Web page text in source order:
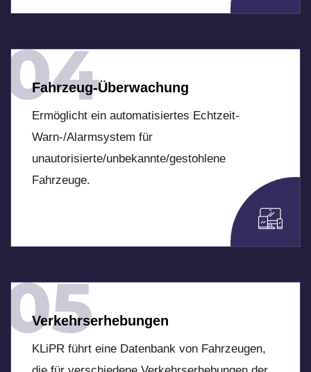
04
Fahrzeug-Überwachung
Ermöglicht ein automatisiertes Echtzeit-
Warn-/Alarmsystem für
unautorisierte/unbekannte/gestohlene
Fahrzeuge.
05
Verkehrserhebungen
KLiPR führt eine Datenbank von Fahrzeugen,